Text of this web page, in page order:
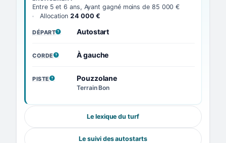
Entre 5 et 6 ans, Ayant gagné moins de 85 000 €
Allocation 24 000 €
DÉPART
, VOIR LA DÉFINITIONAutostart
CORDE
, VOIR LA DÉFINITION
À gauche
PISTE
, VOIR LA DÉFINITIONPouzzolane
Terrain Bon
Le lexique du turf
Le suivi des autostarts